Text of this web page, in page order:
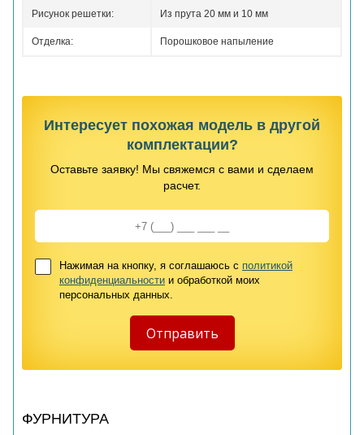
Рисунок решетки: Из прута 20 мм и 10 мм
Отделка: Порошковое напыление
Интересует похожая модель в другой
комплектации?
Оставьте заявку! Мы свяжемся с вами и сделаем
расчет.
Нажимая на кнопку, я соглашаюсь с политикой
конфиденциальности и обработкой моих
персональных данных.
ФУРНИТУРА